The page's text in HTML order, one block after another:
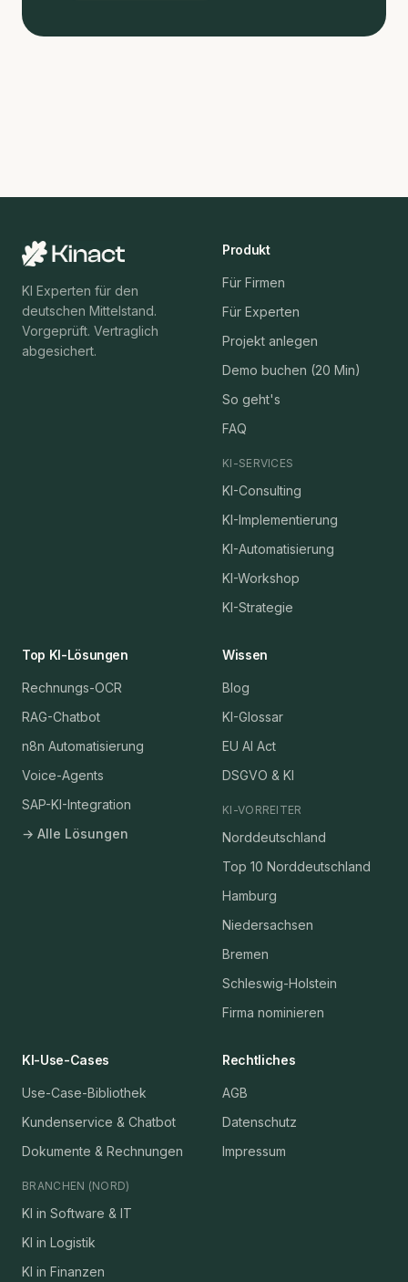
KI Experten für den
deutschen Mittelstand.
Vorgeprüft. Vertraglich
abgesichert.
Produkt
Für Firmen
Für Experten
Projekt anlegen
Demo buchen (20 Min)
So geht's
FAQ
KI-SERVICES
KI-Consulting
KI-Implementierung
KI-Automatisierung
KI-Workshop
KI-Strategie
Top KI-Lösungen
Rechnungs-OCR
RAG-Chatbot
n8n Automatisierung
Voice-Agents
SAP-KI-Integration
→ Alle Lösungen
Wissen
Blog
KI-Glossar
EU AI Act
DSGVO & KI
KI-VORREITER
Norddeutschland
Top 10 Norddeutschland
Hamburg
Niedersachsen
Bremen
Schleswig-Holstein
Firma nominieren
KI-Use-Cases
Use-Case-Bibliothek
Kundenservice & Chatbot
Dokumente & Rechnungen
BRANCHEN (NORD)
KI in Software & IT
KI in Logistik
KI in Finanzen
Rechtliches
AGB
Datenschutz
Impressum